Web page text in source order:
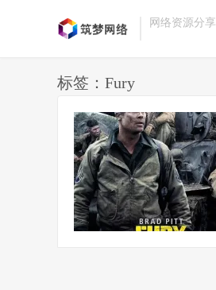
网络资源分享
标签：Fury